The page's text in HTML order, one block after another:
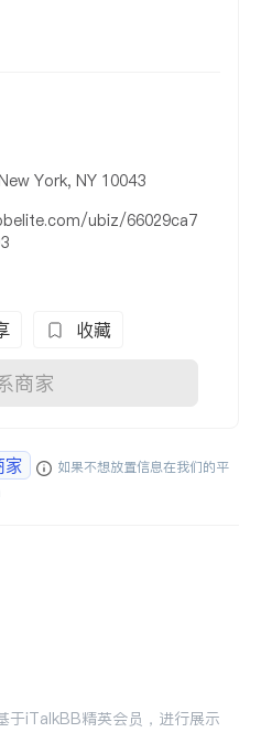
York, NY 10043
ubiz/66029ca7
收藏
商家
家
如果不想放置信息在我们的平
于iTalkBB精英会员，进行展示